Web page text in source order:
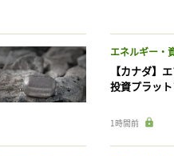
エネルギー・
【カナダ】
投資プラッ
1時間前